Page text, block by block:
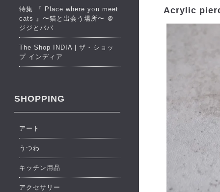
Acrylic
特集 『 Place where you meet
cats 』〜猫と出会う場所〜 ＠
ジジとババ
The Shop INDIA | ザ・ショッ
プ インディア
SHOPPING
アート
うつわ
キッチン用品
アクセサリー